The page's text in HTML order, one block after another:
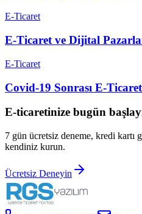
E-Ticaret
E-Ticaret ve Dijital
E-Ticaret
Covid-19 Sonrası E-
E-ticaretinize bugün
7 gün ücretsiz deneme, kredi kartı
kendiniz kurun.
Ücretsiz Deneyin